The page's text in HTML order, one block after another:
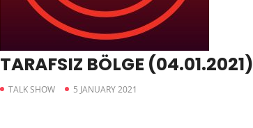
TARAFSIZ BÖLGE (04.01.2021)
TALK SHOW 5 JANUARY 2021